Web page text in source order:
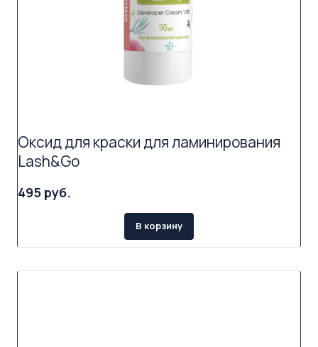
Оксид для краски для ламинирования
Lash&Go
495 руб.
В корзину